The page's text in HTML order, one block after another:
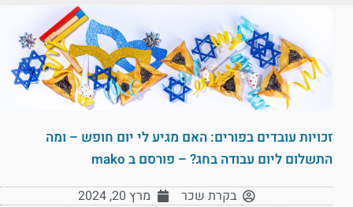
זכויות עובדים בפורים: האם מגיע לי יום חופש – ומה
התשלום ליום עבודה בחג? – פורסם ב mako
בקרת שכר מרץ 20, 2024